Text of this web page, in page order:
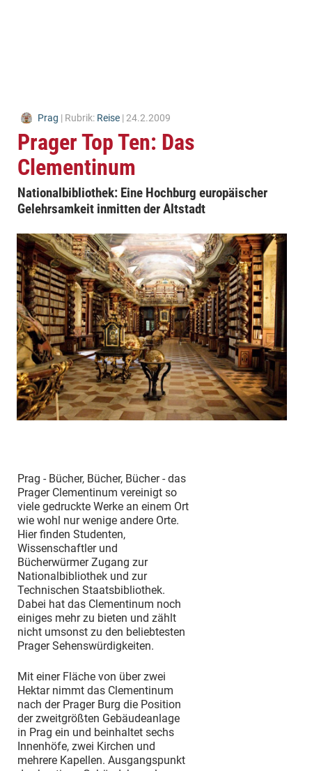
Prag | Rubrik: Reise | 24.2.2009
Prager Top Ten: Das
Clementinum
Nationalbibliothek: Eine Hochburg europäischer
Gelehrsamkeit inmitten der Altstadt
Prag - Bücher, Bücher, Bücher - das
Prager Clementinum vereinigt so
viele gedruckte Werke an einem Ort
wie wohl nur wenige andere Orte.
Hier finden Studenten,
Wissenschaftler und
Bücherwürmer Zugang zur
Nationalbibliothek und zur
Technischen Staatsbibliothek.
Dabei hat das Clementinum noch
einiges mehr zu bieten und zählt
nicht umsonst zu den beliebtesten
Prager Sehenswürdigkeiten.
Mit einer Fläche von über zwei
Hektar nimmt das Clementinum
nach der Prager Burg die Position
der zweitgrößten Gebäudeanlage
in Prag ein und beinhaltet sechs
Innenhöfe, zwei Kirchen und
mehrere Kapellen. Ausgangspunkt